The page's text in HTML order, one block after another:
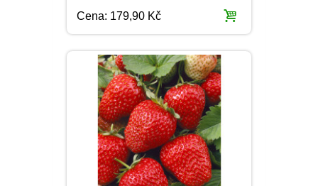
Cena: 179,90 Kč